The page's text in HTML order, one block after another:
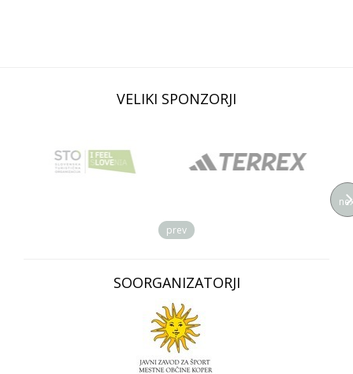
VELIKI SPONZORJI
prev
SOORGANIZATORJI